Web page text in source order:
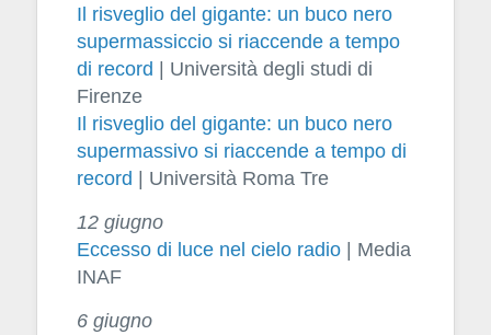
Il risveglio del gigante: un buco nero
supermassiccio si riaccende a tempo
di record | Università degli studi di
Firenze
Il risveglio del gigante: un buco nero
supermassivo si riaccende a tempo di
record | Università Roma Tre
12 giugno
Eccesso di luce nel cielo radio| Media
INAF
6 giugno